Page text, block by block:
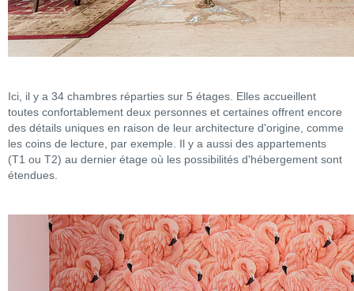
Ici, il y a 34 chambres réparties sur 5 étages. Elles accueillent
toutes confortablement deux personnes et certaines offrent encore
des détails uniques en raison de leur architecture d'origine, comme
les coins de lecture, par exemple. Il y a aussi des appartements
(T1 ou T2) au dernier étage où les possibilités d'hébergement sont
étendues.